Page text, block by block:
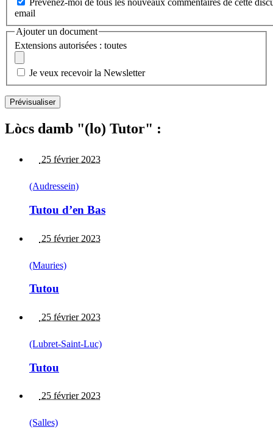
email
Ajouter un document
Extensions autorisées : toutes
Je veux recevoir la Newsletter
Lòcs damb "(lo) Tutor" :
25 février 2023
(Audressein)
Tutou d’en Bas
25 février 2023
(Mauries)
Tutou
25 février 2023
(Lubret-Saint-Luc)
Tutou
25 février 2023
(Salles)